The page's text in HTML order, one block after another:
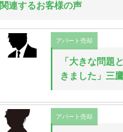
関連するお客様の声
アパート売却
「大きな問題
きました」三
アパート売却